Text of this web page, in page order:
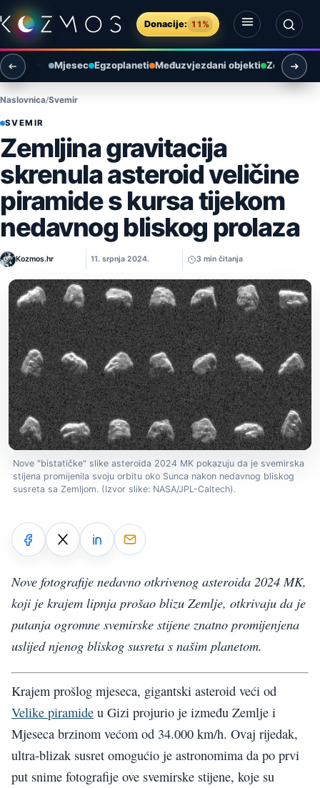
Preskoči na sadržaj
Donacije: 11%
Otvori izbornik
Otvori pretragu
Mjesec Egzoplaneti Međuzvjezdani objekti Zemlja i
Naslovnica Svemir
SVEMIR
Zemljina gravitacija
skrenula asteroid veličine
piramide s kursa tijekom
nedavnog bliskog prolaza
Kozmos.hr 11. srpnja 2024. 3 min čitanja
Nove "bistatičke" slike asteroida 2024 MK pokazuju da je svemirska
stijena promijenila svoju orbitu oko Sunca nakon nedavnog bliskog
susreta sa Zemljom. (Izvor slike: NASA/JPL-Caltech).
Nove fotografije nedavno otkrivenog asteroida 2024 MK,
koji je krajem lipnja prošao blizu Zemlje, otkrivaju da je
putanja ogromne svemirske stijene znatno promijenjena
uslijed njenog bliskog susreta s našim planetom.
Krajem prošlog mjeseca, gigantski asteroid veći od
Velike piramide u Gizi projurio je između Zemlje i
Mjeseca brzinom većom od 34.000 km/h. Ovaj rijedak,
ultra-blizak susret omogućio je astronomima da po prvi
put snime fotografije ove svemirske stijene, koje su